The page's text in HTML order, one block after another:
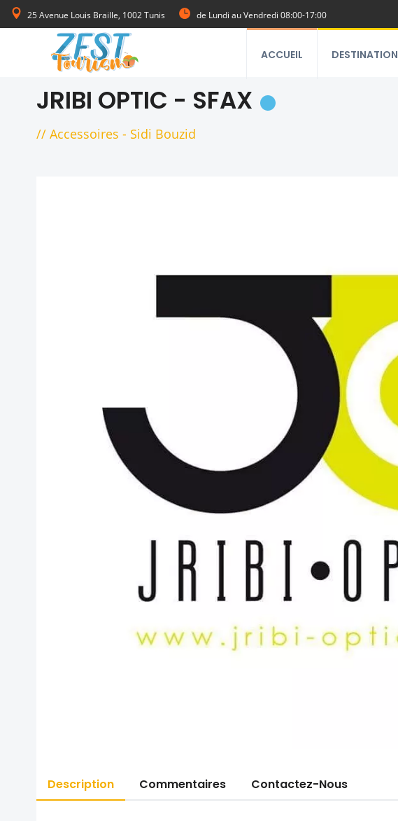
25 Avenue Louis Braille, 1002 Tunis de Lundi au Vendredi 08:00-17:00
ACCUEIL DESTINATION
JRIBI OPTIC - SFAX
// Accessoires - Sidi Bouzid
Description Commentaires Contactez-Nous